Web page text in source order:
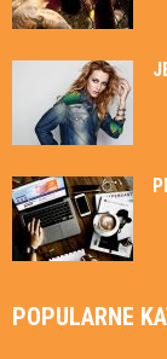
POPULARNE